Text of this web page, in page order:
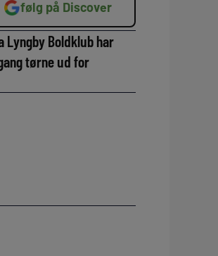
følg på Discover
Lyngby Boldklub har
tørne ud for